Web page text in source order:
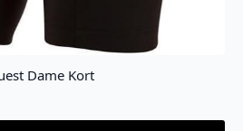
Dame Kort